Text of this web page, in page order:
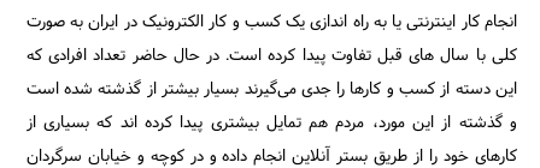
انجام کار اینترنتی یا به راه اندازی یک کسب و کار الکترونیک در ایران به صورت
کلی با سال های قبل تفاوت پیدا کرده است. در حال حاضر تعداد افرادی که
این دسته از کسب و کارها را جدی می‌گیرند بسیار بیشتر از گذشته شده است
و گذشته از این مورد، مردم هم تمایل بیشتری پیدا کرده اند که بسیاری از
کارهای خود را از طریق بستر آنلاین انجام داده و در کوچه و خیابان سرگردان